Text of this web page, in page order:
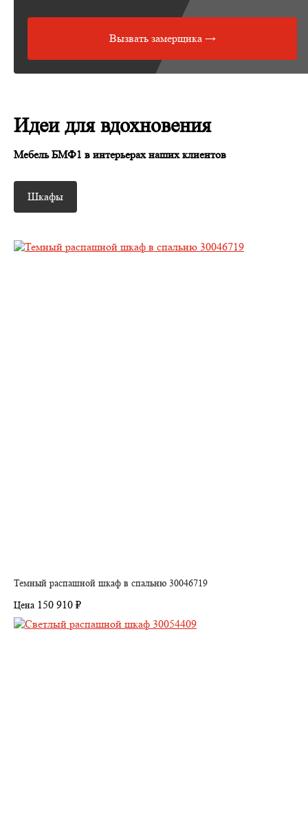
Вызвать замерщика →
Идеи для вдохновения
Мебель БМФ1 в интерьерах наших клиентов
Шкафы
Темный распашной шкаф в спальню 30046719
Цена 150 910 ₽